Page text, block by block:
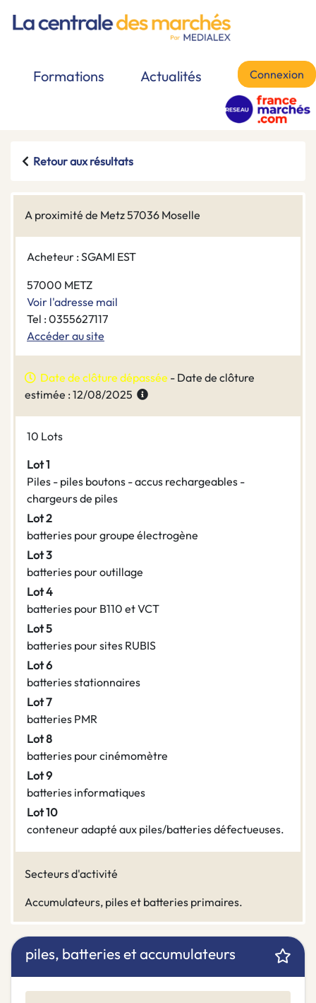
Formations Actualités Connexion
Retour aux résultats
A proximité de Metz 57036 Moselle
Acheteur : SGAMI EST
57000 METZ
Voir l'adresse mail
Tel : 0355627117
Accéder au site
Date de clôture dépassée - Date de clôture
estimée : 12/08/2025
10 Lots
Lot 1
Piles - piles boutons - accus rechargeables -
chargeurs de piles
Lot 2
batteries pour groupe électrogène
Lot 3
batteries pour outillage
Lot 4
batteries pour B110 et VCT
Lot 5
batteries pour sites RUBIS
Lot 6
batteries stationnaires
Lot 7
batteries PMR
Lot 8
batteries pour cinémomètre
Lot 9
batteries informatiques
Lot 10
conteneur adapté aux piles/batteries défectueuses.
Secteurs d'activité
Accumulateurs, piles et batteries primaires.
piles, batteries et accumulateurs